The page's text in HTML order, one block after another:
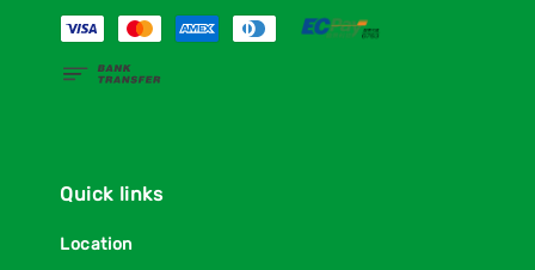
Quick links
Location